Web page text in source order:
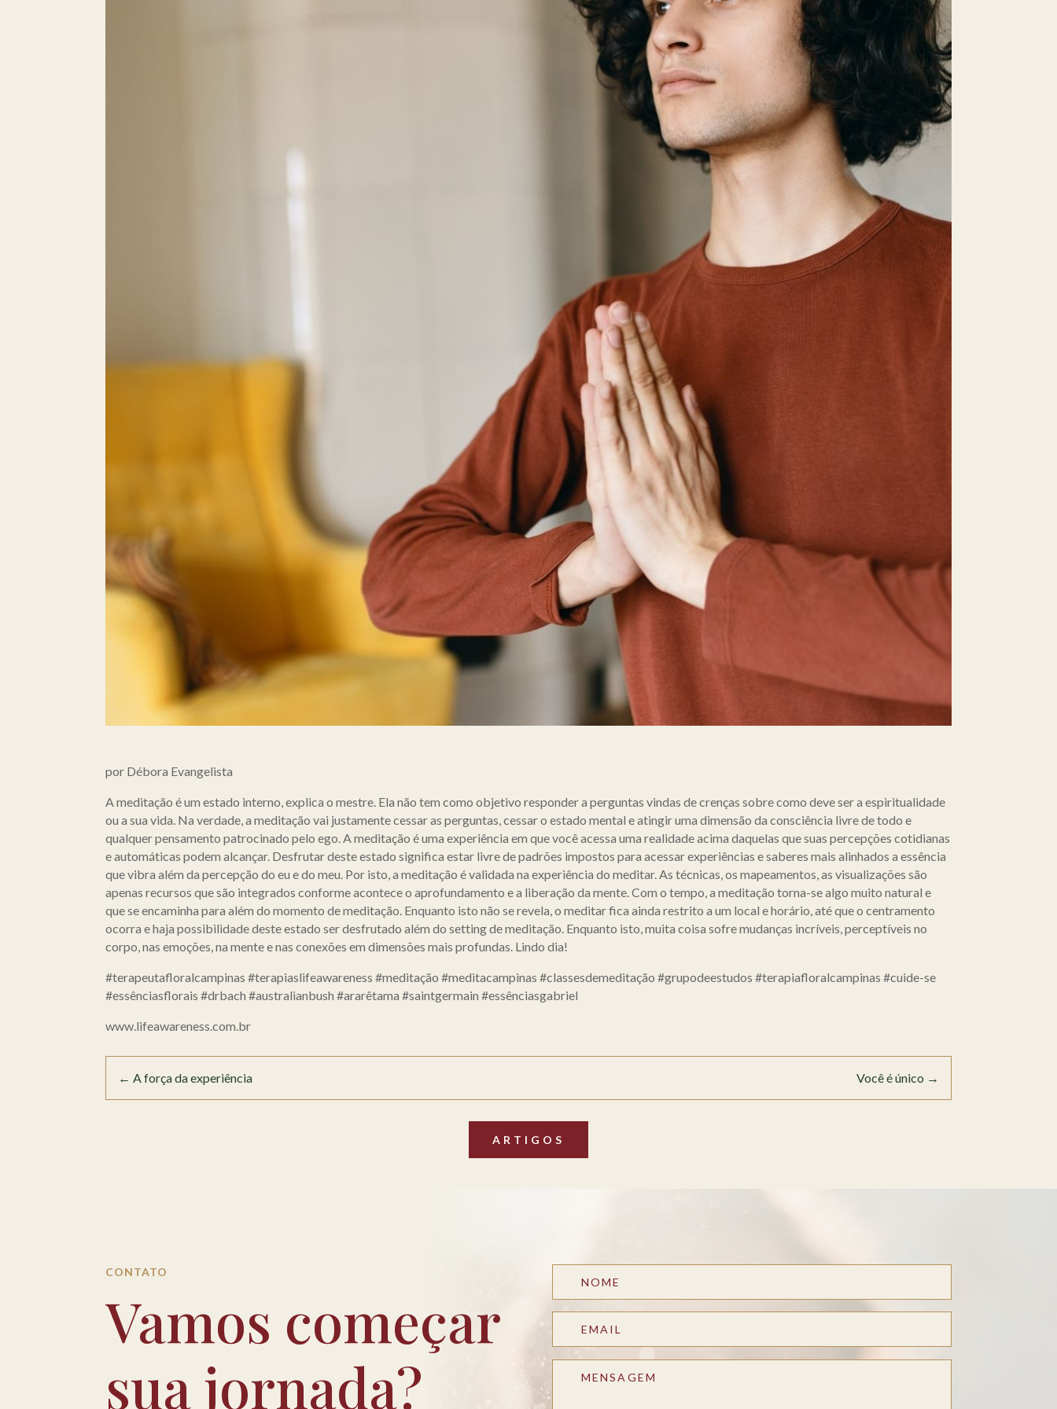
por Débora Evangelista
A meditação é um estado interno, explica o mestre. Ela não tem como objetivo responder a perguntas vindas de crenças sobre como deve ser a espiritualidade
ou a sua vida. Na verdade, a meditação vai justamente cessar as perguntas, cessar o estado mental e atingir uma dimensão da consciência livre de todo e
qualquer pensamento patrocinado pelo ego. A meditação é uma experiência em que você acessa uma realidade acima daquelas que suas percepções cotidianas
e automáticas podem alcançar. Desfrutar deste estado significa estar livre de padrões impostos para acessar experiências e saberes mais alinhados a essência
que vibra além da percepção do eu e do meu. Por isto, a meditação é validada na experiência do meditar. As técnicas, os mapeamentos, as visualizações são
apenas recursos que são integrados conforme acontece o aprofundamento e a liberação da mente. Com o tempo, a meditação torna-se algo muito natural e
que se encaminha para além do momento de meditação. Enquanto isto não se revela, o meditar fica ainda restrito a um local e horário, até que o centramento
ocorra e haja possibilidade deste estado ser desfrutado além do setting de meditação. Enquanto isto, muita coisa sofre mudanças incríveis, perceptíveis no
corpo, nas emoções, na mente e nas conexões em dimensões mais profundas. Lindo dia!
#terapeutafloralcampinas #terapiaslifeawareness #meditação #meditacampinas #classesdemeditação #grupodeestudos #terapiafloralcampinas #cuide-se
#essênciasflorais #drbach #australianbush #ararêtama #saintgermain #essênciasgabriel
www.lifeawareness.com.br
←A força da experiência Você é único →
ARTIGOS
CONTATO
Vamos começar
sua jornada?